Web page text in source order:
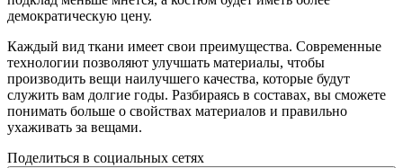
демократическую цену.
Каждый вид ткани имеет свои преимущества. Современные
технологии позволяют улучшать материалы, чтобы
производить вещи наилучшего качества, которые будут
служить вам долгие годы. Разбираясь в составах, вы сможете
понимать больше о свойствах материалов и правильно
ухаживать за вещами.
Поделиться в социальных сетях